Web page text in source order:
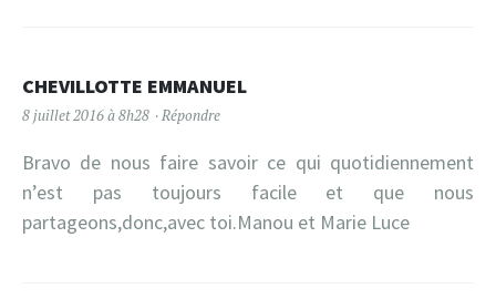
CHEVILLOTTE EMMANUEL
8 juillet 2016 à 8h28 Répondre
Bravo de nous faire savoir ce qui quotidiennement
n’est pas toujours facile et que nous
partageons,donc,avec toi.Manou et Marie Luce